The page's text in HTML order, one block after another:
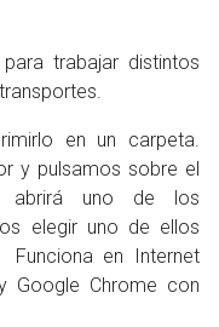
trabajar distintos
en un carpeta.
y pulsamos sobre el
abrirá uno de los
elegir uno de ellos
en Internet
Google Chrome con